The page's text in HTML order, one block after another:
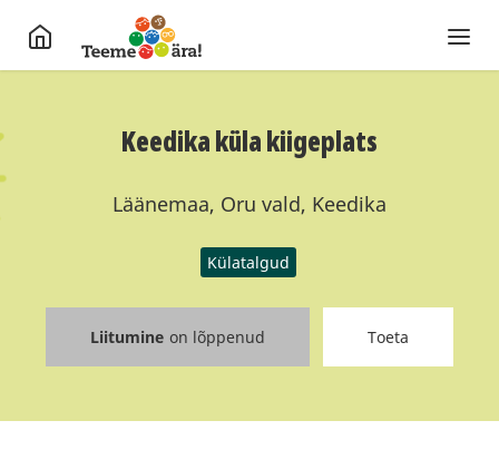
Keedika küla kiigeplats
Läänemaa, Oru vald, Keedika
Külatalgud
Liitumine on lõppenud Toeta